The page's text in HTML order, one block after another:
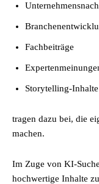
Fachbeiträge
Storytelling-Inhalte
tragen dazu bei, die
machen.
Im Zuge von KI-
hochwertige Inhalte